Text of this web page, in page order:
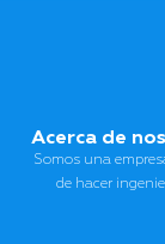
Acerca de
Somos una
de hacer